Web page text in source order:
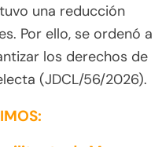
una reducción
Por ello, se ordenó a
los derechos de
(JDCL/56/2026).